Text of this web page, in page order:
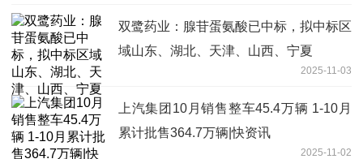
双鹭药业：腺苷蛋氨酸已中标，拟中标区
域山东、湖北、天津、山西、宁夏
2025-11-03
上汽集团10月销售整车45.4万辆 1-10月
累计批售364.7万辆|快资讯
2025-11-02